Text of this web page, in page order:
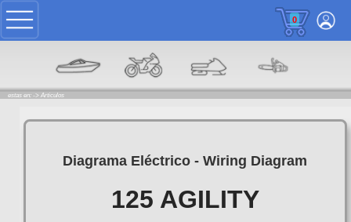
0
estas en: -> Articulos
Diagrama Eléctrico - Wiring Diagram
125 AGILITY